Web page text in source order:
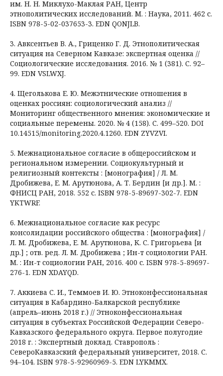
им. Н. Н. Миклухо-Маклая РАН, Центр
этнополитических исследований. М. : Наука, 2011. 462 с.
ISBN 978-5-02-037653-3. EDN QONJLB.
3. Авксентьев В. А., Гриценко Г. Д. Этнополитическая
ситуация на Северном Кавказе: экспертная оценка //
Социологические исследования. 2016. № 1 (381). С. 92–
99. EDN VSLWXJ.
4. Щеголькова Е. Ю. Межэтнические отношения в
оценках россиян: социологический анализ //
Мониторинг общественного мнения: экономические и
социальные перемены. 2020. № 4 (158). С. 499–520. DOI
10.14515/monitoring.2020.4.1260. EDN ZYVZVI.
5. Межнациональное согласие в общероссийском и
региональном измерении. Социокультурный и
религиозный контексты : [монография] / Л. М.
Дробижева, Е. М. Арутюнова, А. Т. Бердин [и др.]. М. :
ФНИСЦ РАН, 2018. 552 с. ISBN 978-5-89697-302-7. EDN
YKTWRF.
6. Межнациональное согласие как ресурс
консолидации российского общества : [монография] /
Л. М. Дробижева, Е. М. Арутюнова, К. С. Григорьева [и
др.] ; отв. ред. Л. М. Дробижева ; Ин-т социологии РАН.
М. : Ин-т социологии РАН, 2016. 400 с. ISBN 978-5-89697-
276-1. EDN XDAYQD.
7. Аккиева С. И., Теммоев И. Ю. Этноконфессиональная
ситуация в Кабардино-Балкарской республике
(апрель–июнь 2018 г.) // Этноконфессиональная
ситуация в субъектах Российской Федерации Северо-
Кавказского федерального округа. Первое полугодие
2018 г. : Экспертный доклад. Ставрополь :
СевероКавказский федеральный университет, 2018. С.
94–104. ISBN 978-5-92960969-5. EDN LYKMMX.